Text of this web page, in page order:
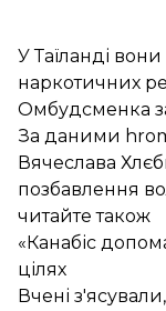
У Таїланді
наркотичних
Омбудсменка
За даними
Вячеслава
позбавлення
читайте також
«Канабіс
цілях
Вчені